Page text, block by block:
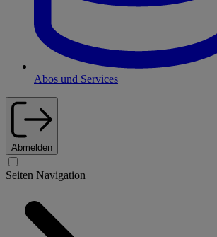
Abos und Services
Abmelden
Seiten Navigation